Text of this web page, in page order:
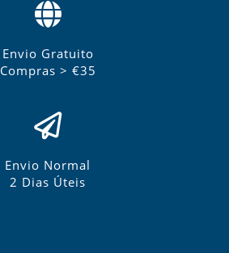
Envio Gratuito
Compras > €35
Envio Normal
2 Dias Úteis